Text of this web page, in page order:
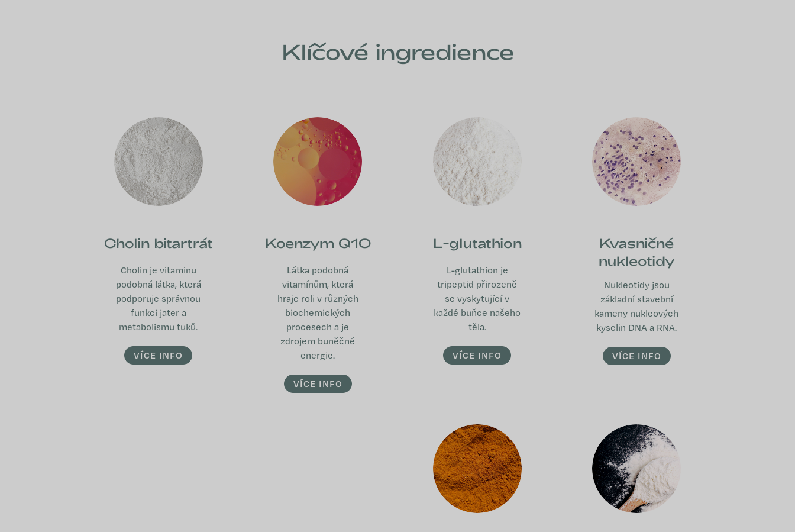
Klíčové ingredience
Cholin bitartrát
Cholin je vitaminu
podobná látka, která
podporuje správnou
funkci jater a
metabolismu tuků.
VÍCE INFO
Koenzym Q10
Látka podobná
vitamínům, která
hraje roli v různých
biochemických
procesech a je
zdrojem buněčné
energie.
VÍCE INFO
L-glutathion
L-glutathion je
tripeptid přirozeně
se vyskytující v
každé buňce našeho
těla.
VÍCE INFO
Kvasničné
nukleotidy
Nukleotidy jsou
základní stavební
kameny nukleových
kyselin DNA a RNA.
VÍCE INFO